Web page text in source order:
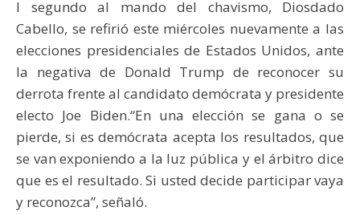
l segundo al mando del chavismo, Diosdado
Cabello, se refirió este miércoles nuevamente a las
elecciones presidenciales de Estados Unidos, ante
la negativa de Donald Trump de reconocer su
derrota frente al candidato demócrata y presidente
electo Joe Biden.“En una elección se gana o se
pierde, si es demócrata acepta los resultados, que
se van exponiendo a la luz pública y el árbitro dice
que es el resultado. Si usted decide participar vaya
y reconozca”, señaló.